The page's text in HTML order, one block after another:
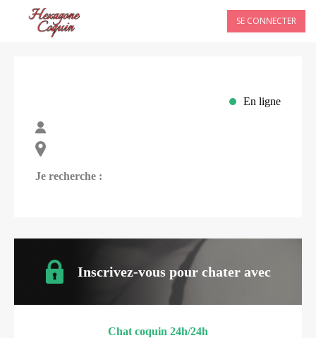
SE CONNECTER
En ligne
Je recherche :
Inscrivez-vous pour chater avec
Chat coquin 24h/24h